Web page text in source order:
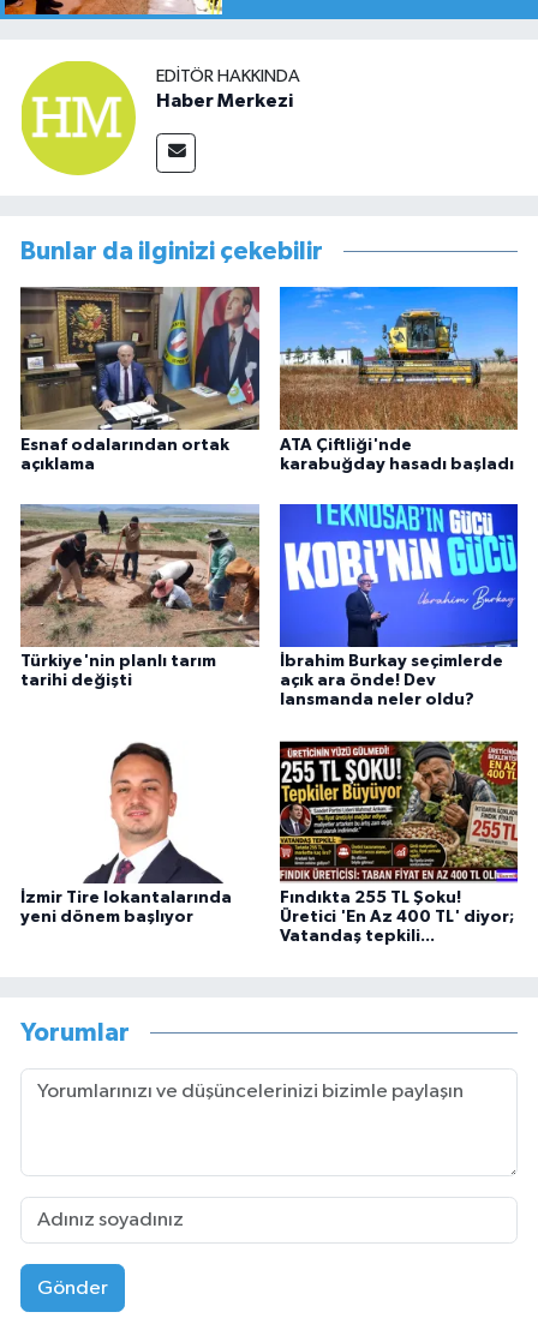
EDITÖR HAKKINDA
Haber Merkezi
Bunlar da ilginizi çekebilir
Esnaf odalarından ortak
açıklama
ATA Çiftliği'nde
karabuğday hasadı başladı
Türkiye'nin planlı tarım
tarihi değişti
İbrahim Burkay seçimlerde
açık ara önde! Dev
lansmanda neler oldu?
İzmir Tire lokantalarında
yeni dönem başlıyor
Fındıkta 255 TL Şoku!
Üretici 'En Az 400 TL' diyor;
Vatandaş tepkili...
Yorumlar
Gönder